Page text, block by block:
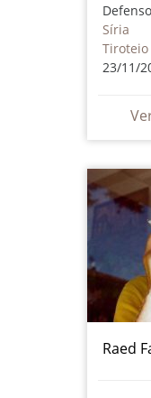
Síria
Tiroteio
23/11/
Raed